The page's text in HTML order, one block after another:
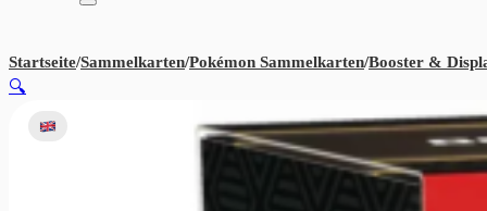
Startseite/Sammelkarten/Pokémon Sammelkarten/Booster &
🔍